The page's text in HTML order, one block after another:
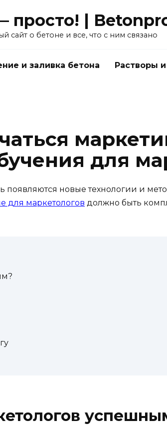
просто! |
сайт о бетоне и все, что с ним связано
и заливка бетона Растворы
для
новые технологии и
для маркетологов должно быть